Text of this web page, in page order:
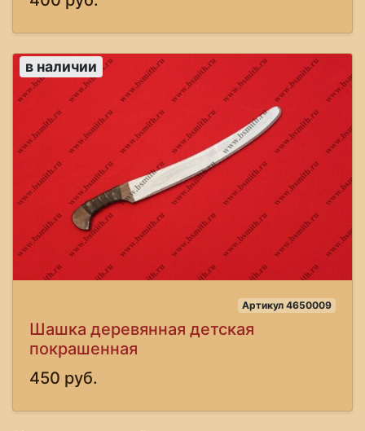
в наличии
Артикул 4650009
Шашка деревянная детская
покрашенная
450 руб.